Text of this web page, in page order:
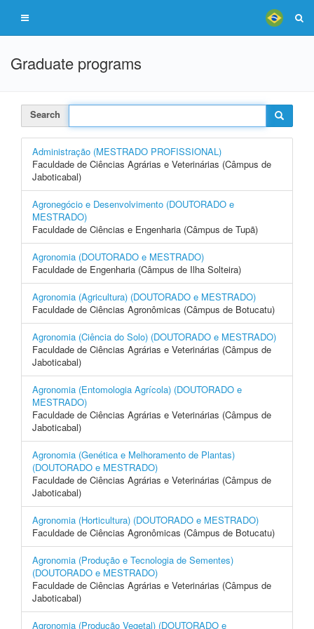
Graduate programs
Search
Administração (MESTRADO PROFISSIONAL)
Faculdade de Ciências Agrárias e Veterinárias (Câmpus de
Jaboticabal)
Agronegócio e Desenvolvimento (DOUTORADO e
MESTRADO)
Faculdade de Ciências e Engenharia (Câmpus de Tupã)
Agronomia (DOUTORADO e MESTRADO)
Faculdade de Engenharia (Câmpus de Ilha Solteira)
Agronomia (Agricultura) (DOUTORADO e MESTRADO)
Faculdade de Ciências Agronômicas (Câmpus de Botucatu)
Agronomia (Ciência do Solo) (DOUTORADO e MESTRADO)
Faculdade de Ciências Agrárias e Veterinárias (Câmpus de
Jaboticabal)
Agronomia (Entomologia Agrícola) (DOUTORADO e
MESTRADO)
Faculdade de Ciências Agrárias e Veterinárias (Câmpus de
Jaboticabal)
Agronomia (Genética e Melhoramento de Plantas)
(DOUTORADO e MESTRADO)
Faculdade de Ciências Agrárias e Veterinárias (Câmpus de
Jaboticabal)
Agronomia (Horticultura) (DOUTORADO e MESTRADO)
Faculdade de Ciências Agronômicas (Câmpus de Botucatu)
Agronomia (Produção e Tecnologia de Sementes)
(DOUTORADO e MESTRADO)
Faculdade de Ciências Agrárias e Veterinárias (Câmpus de
Jaboticabal)
Agronomia (Produção Vegetal) (DOUTORADO e